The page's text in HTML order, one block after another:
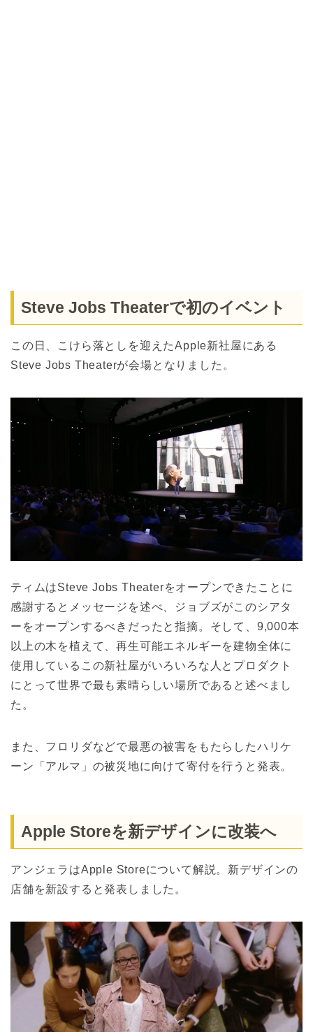
Steve Jobs Theaterで初のイベント
この日、こけら落としを迎えたApple新社屋にある
Steve Jobs Theaterが会場となりました。
ティムはSteve Jobs Theaterをオープンできたことに
感謝するとメッセージを述べ、ジョブズがこのシアタ
ーをオープンするべきだったと指摘。そして、9,000本
以上の木を植えて、再生可能エネルギーを建物全体に
使用しているこの新社屋がいろいろな人とプロダクト
にとって世界で最も素晴らしい場所であると述べまし
た。
また、フロリダなどで最悪の被害をもたらしたハリケ
ーン「アルマ」の被災地に向けて寄付を行うと発表。
Apple Storeを新デザインに改装へ
アンジェラはApple Storeについて解説。新デザインの
店舗を新設すると発表しました。